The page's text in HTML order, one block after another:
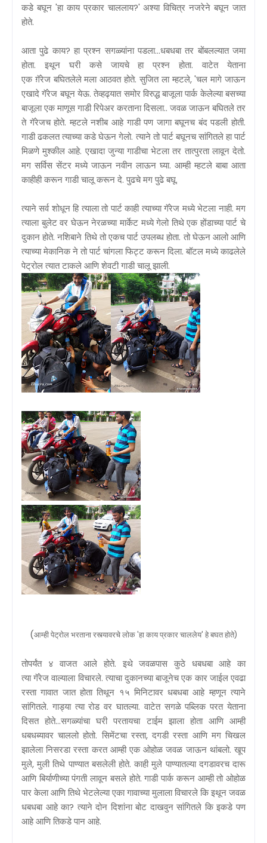
कडे बघून 'हा काय प्रकार चाललाय?' अश्या विचित्र नजरेने बघून जात
होते.
आता पुढे काय? हा प्रश्न सगळ्यांना पडला...धबधबा तर बोंबलल्यात जमा
होता. इथून घरी कसे जायचे हा प्रश्न होता. वाटेत येताना
एक ग़ॅरेज बघितलेले मला आठवत होते. सुजित ला म्हटले, 'चल मागे जाऊन
एखादे गॅरेज बघून येऊ. तेव्हढ्यात समोर विरुद्ध बाजूला पार्क केलेल्या बसच्या
बाजूला एक माणूस गाडी रिपेअर करताना दिसला.. जवळ जाऊन बघितले तर
ते गॅरेजच होते. म्हटले नशीब आहे गाडी पण जागा बघूनच बंद पडली होती.
गाडी ढकलत त्याच्या कडे घेऊन गेलो. त्याने तो पार्ट बघूनच सांगितले हा पार्ट
मिळणे मुश्कील आहे. एखादा जुन्या गाडीचा भेटला तर तात्पुरता लावून देतो.
मग सर्विस सेंटर मध्ये जाऊन नवीन लाऊन घ्या. आम्ही म्हटले बाबा आता
काहीही करून गाडी चालू करून दे. पुढचे मग पुढे बघू.
त्याने सर्व शोधून हि त्याला तो पार्ट काही त्याच्या गॅरेज मध्ये भेटला नाही. मग
त्याला बुलेट वर घेऊन नेरळच्या मार्केट मध्ये गेलो तिथे एक होंडाच्या पार्ट चे
दुकान होते. नशिबाने तिथे तो एकच पार्ट उपलब्ध होता. तो घेऊन आलो आणि
त्याच्या मेकानिक ने तो पार्ट चांगला फिट्ट करून दिला. बॉटल मध्ये काढलेले
पेट्रोल त्यात टाकले आणि शेवटी गाडी चालू झाली.
(आम्ही पेट्रोल भरताना रस्त्यावरचे लोक 'हा काय प्रकार चाललेय' हे बघत होते)
तोपर्यंत ४ वाजत आले होते. इथे जवळपास कुठे धबधबा आहे का
त्या गॅरेज वाल्याला विचारले. त्याचा दुकानच्या बाजूनेच एक कार जाईल एवढा
रस्ता गावात जात होता तिथून १५ मिनिटावर धबधबा आहे म्हणून त्याने
सांगितले. गाड्या त्या रोड वर घातल्या. वाटेत सगळे पब्लिक परत येताना
दिसत होते...सगळ्यांचा घरी परतायचा टाईम झाला होता आणि आम्ही
धबधब्यावर चाललो होतो. सिमेंटचा रस्ता, दगडी रस्ता आणि मग चिखल
झालेला निसरडा रस्ता करत आम्ही एक ओहोळ जवळ जाऊन थांबलो. खूप
मुले, मुली तिथे पाण्यात बसलेली होते. काही मुले पाण्यातल्या दगडावरच दारू
आणि बिर्याणीच्या पंगती लावून बसले होते. गाडी पार्क करून आम्ही तो ओहोळ
पार केला आणि तिथे भेटलेल्या एका गावाच्या मुलाला विचारले कि इथून जवळ
धबधबा आहे का? त्याने दोन दिशांना बोट दाखवुन सांगितले कि इकडे पण
आहे आणि तिकडे पान आहे.